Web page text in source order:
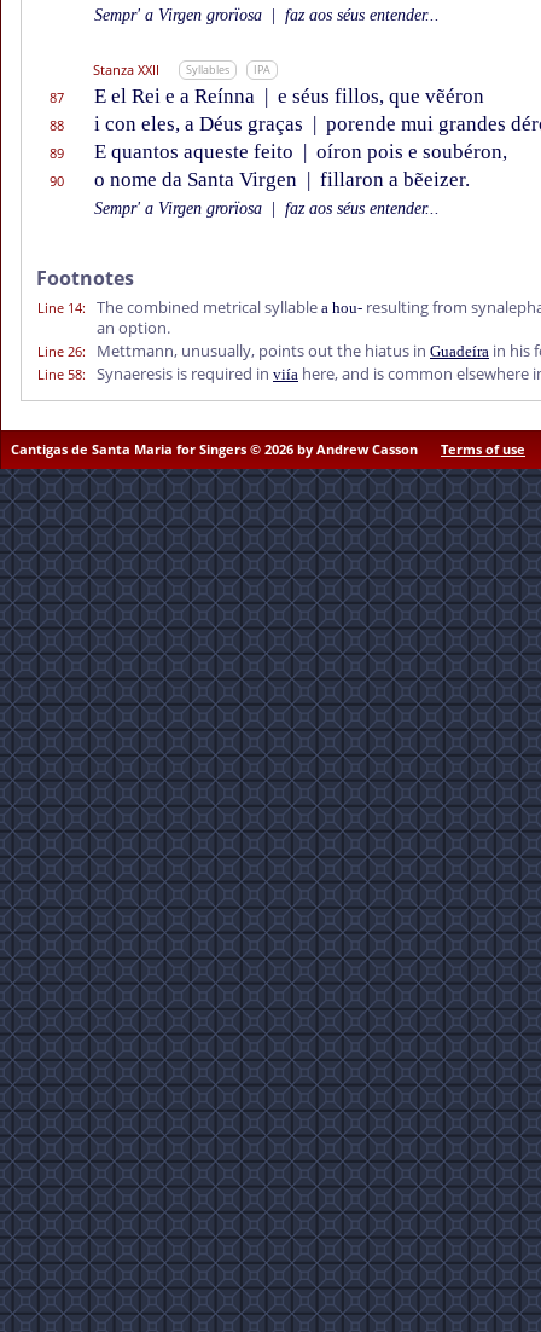
Sempr' a Virgen grorïosa faz aos séus entender...
Stanza XXII Syllables IPA
87 E el Rei e a Reínna | e séus fillos, que vẽéron
88 i con eles, a Déus graças | porende mui grandes
89 E quantos aqueste feito | oíron pois e soubéron,
90 o nome da Santa Virgen | fillaron a bẽeizer.
Sempr' a Virgen grorïosa faz aos séus entender...
Footnotes
Line 14: The combined metrical syllable a hou- resulting from
an option.
Line 26: Mettmann, unusually, points out the hiatus in Guadeíra in his
Line 58: Synaeresis is required in viía here, and is common elsewhere
Cantigas de Santa Maria for Singers © 2026 by Andrew Casson Terms of use